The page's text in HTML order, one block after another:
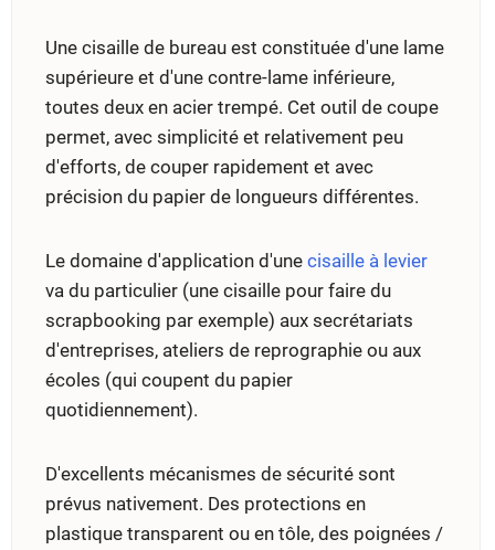
Une cisaille de bureau est constituée d'une lame
supérieure et d'une contre-lame inférieure,
toutes deux en acier trempé. Cet outil de coupe
permet, avec simplicité et relativement peu
d'efforts, de couper rapidement et avec
précision du papier de longueurs différentes.
Le domaine d'application d'une cisaille à levier
va du particulier (une cisaille pour faire du
scrapbooking par exemple) aux secrétariats
d'entreprises, ateliers de reprographie ou aux
écoles (qui coupent du papier
quotidiennement).
D'excellents mécanismes de sécurité sont
prévus nativement. Des protections en
plastique transparent ou en tôle, des poignées /